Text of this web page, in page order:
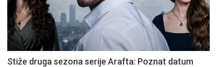
Stiže druga sezona serije Arafta: Poznat datum